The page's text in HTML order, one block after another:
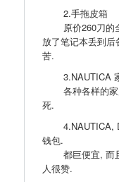
2.手拖皮箱
原价260刀的
放了笔记本丢到
苦.
3.NAUTICA
各种各样的家
死.
4.NAUTICA,
钱包.
都巨便宜, 而且
人很赞.